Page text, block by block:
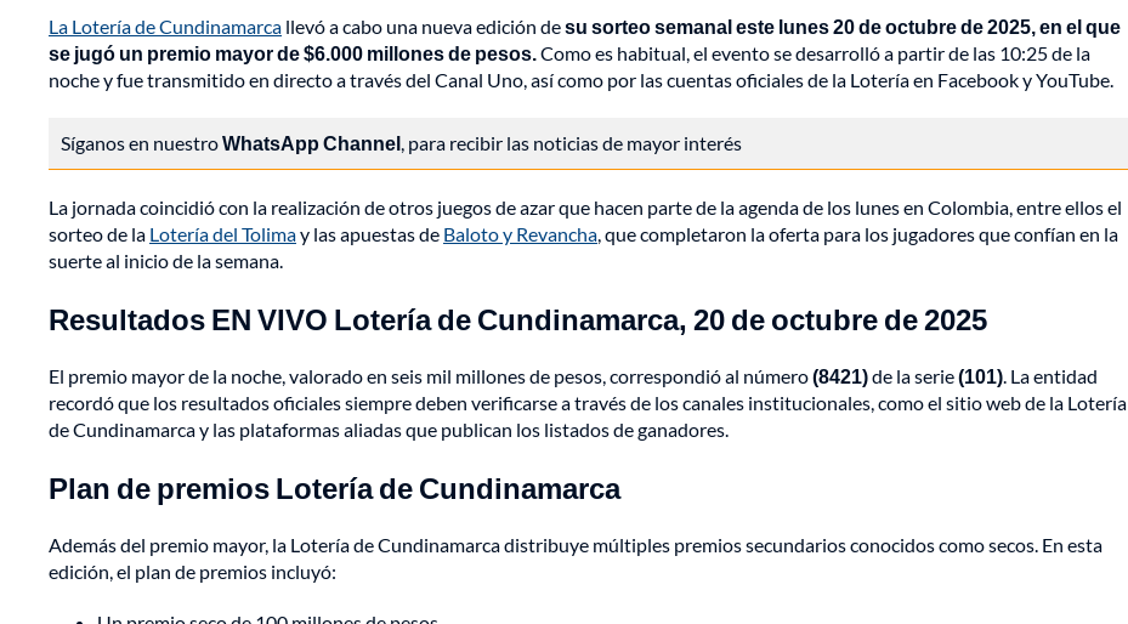
La Lotería de Cundinamarca llevó a cabo una nueva edición desu sorteo semanal este lunes 20 de octubre de 2025, en el que
se jugó un premio mayor de $6.000 millones de pesos.Como es habitual, el evento se desarrolló a partir de las 10:25 de la
noche y fue transmitido en directo a través del Canal Uno, así como por las cuentas oficiales de la Lotería en Facebook y YouTube.
Síganos en nuestroWhatsApp Channel, para recibir las noticias de mayor interés
La jornada coincidió con la realización de otros juegos de azar que hacen parte de la agenda de los lunes en Colombia, entre ellos el
sorteo de la Lotería del Tolimay las apuestas de Baloto y Revancha, que completaron la oferta para los jugadores que confían en la
suerte al inicio de la semana.
Resultados EN VIVO Lotería de Cundinamarca, 20 de octubre de 2025
El premio mayor de la noche, valorado en seis mil millones de pesos, correspondió al número(8421)de la serie(101). La entidad
recordó que los resultados oficiales siempre deben verificarse a través de los canales institucionales, como el sitio web de la Lotería
de Cundinamarca y las plataformas aliadas que publican los listados de ganadores.
Plan de premios Lotería de Cundinamarca
Además del premio mayor, la Lotería de Cundinamarca distribuye múltiples premios secundarios conocidos como secos. En esta
edición, el plan de premios incluyó: